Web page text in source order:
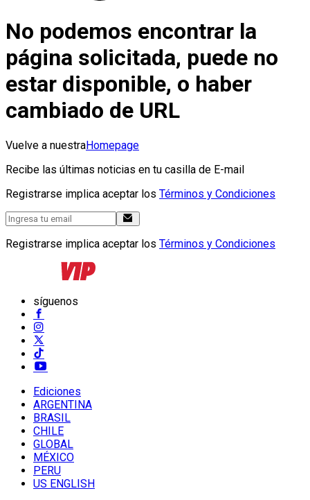
No podemos encontrar la
página solicitada, puede no
estar disponible, o haber
cambiado de URL
Vuelve a nuestraHomepage
Recibe las últimas noticias en tu casilla de E-mail
Registrarse implica aceptar los Términos y Condiciones
Registrarse implica aceptar los Términos y Condiciones
síguenos
Ediciones
ARGENTINA
BRASIL
CHILE
GLOBAL
MÉXICO
PERU
US ENGLISH